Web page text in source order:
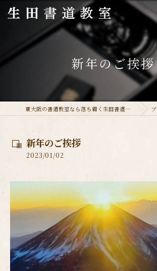
新年のご挨拶
東大阪の書道教室なら落ち着く生田書道教室 ブログ
新年のご挨拶
2023/01/02